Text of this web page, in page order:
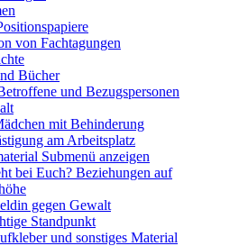
von Fachtagungen
Bücher
und Bezugspersonen
mit Behinderung
am Arbeitsplatz
Submenü anzeigen
bei Euch? Beziehungen auf
gegen Gewalt
Standpunkt
und sonstiges Material